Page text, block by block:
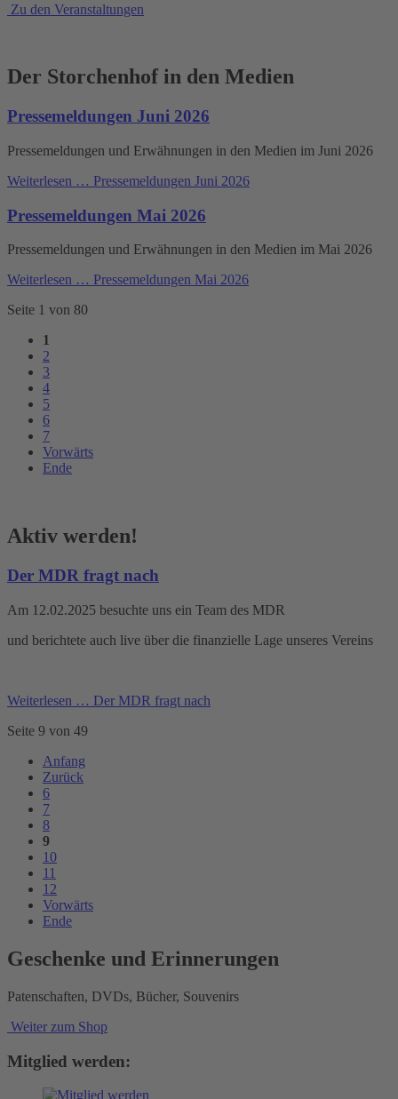
Zu den Veranstaltungen
Der Storchenhof in den Medien
Pressemeldungen Juni 2026
Pressemeldungen und Erwähnungen in den Medien im Juni 2026
Weiterlesen … Pressemeldungen Juni 2026
Pressemeldungen Mai 2026
Pressemeldungen und Erwähnungen in den Medien im Mai 2026
Weiterlesen … Pressemeldungen Mai 2026
Seite 1 von 80
1
2
3
4
5
6
7
Vorwärts
Ende
Aktiv werden!
Der MDR fragt nach
Am 12.02.2025 besuchte uns ein Team des MDR
und berichtete auch live über die finanzielle Lage unseres Vereins
Weiterlesen … Der MDR fragt nach
Seite 9 von 49
Anfang
Zurück
6
7
8
9
10
11
12
Vorwärts
Ende
Geschenke und Erinnerungen
Patenschaften, DVDs, Bücher, Souvenirs
Weiter zum Shop
Mitglied werden: